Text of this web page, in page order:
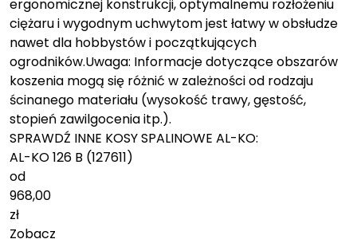
ergonomicznej konstrukcji, optymalnemu rozłożeniu
ciężaru i wygodnym uchwytom jest łatwy w obsłudze
nawet dla hobbystów i początkujących
ogrodników.Uwaga: Informacje dotyczące obszarów
koszenia mogą się różnić w zależności od rodzaju
ścinanego materiału (wysokość trawy, gęstość,
stopień zawilgocenia itp.).
SPRAWDŹ INNE KOSY SPALINOWE AL-KO:
AL-KO 126 B (127611)
od
968,00
zł
Zobacz